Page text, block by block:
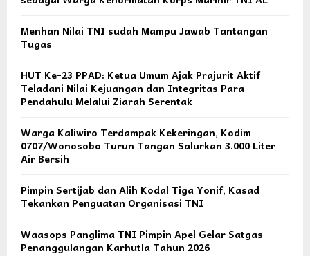
Menhan Nilai TNI sudah Mampu Jawab Tantangan
Tugas
HUT Ke-23 PPAD: Ketua Umum Ajak Prajurit Aktif
Teladani Nilai Kejuangan dan Integritas Para
Pendahulu Melalui Ziarah Serentak
Warga Kaliwiro Terdampak Kekeringan, Kodim
0707/Wonosobo Turun Tangan Salurkan 3.000 Liter
Air Bersih
Pimpin Sertijab dan Alih Kodal Tiga Yonif, Kasad
Tekankan Penguatan Organisasi TNI
Waasops Panglima TNI Pimpin Apel Gelar Satgas
Penanggulangan Karhutla Tahun 2026